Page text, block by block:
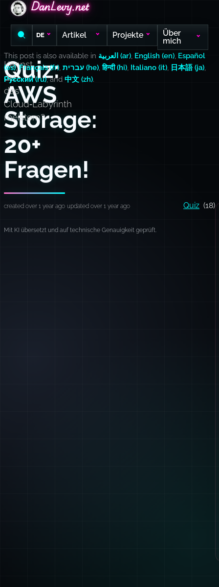
DanLevy.net
DanLevy.net
DanLevy.net
DE Artikel Projekte
Über
mich
Quiz:
AWS
Storage:
20+
Fragen!
Kannst
du
das
Cloud‑Labyrinth
meistern?
This post is also available in العربية (ar), English (en), Español
(es),Français (fr), עברית (he),हिन्दी (hi), Italiano (it), 日本語 (ja),
Русский (ru), and 中文 (zh).
created over 1 year ago updated over 1 year ago Quiz (18)
Mit KI übersetzt und auf technische Genauigkeit geprüft.